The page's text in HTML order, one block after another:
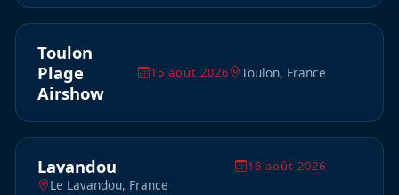
15 août 2026
Toulon
Plage
Airshow
Toulon, France
16 août 2026
Lavandou
Le Lavandou, France